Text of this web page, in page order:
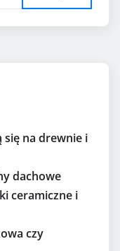
się na drewnie i
dachowe
ceramiczne i
czy